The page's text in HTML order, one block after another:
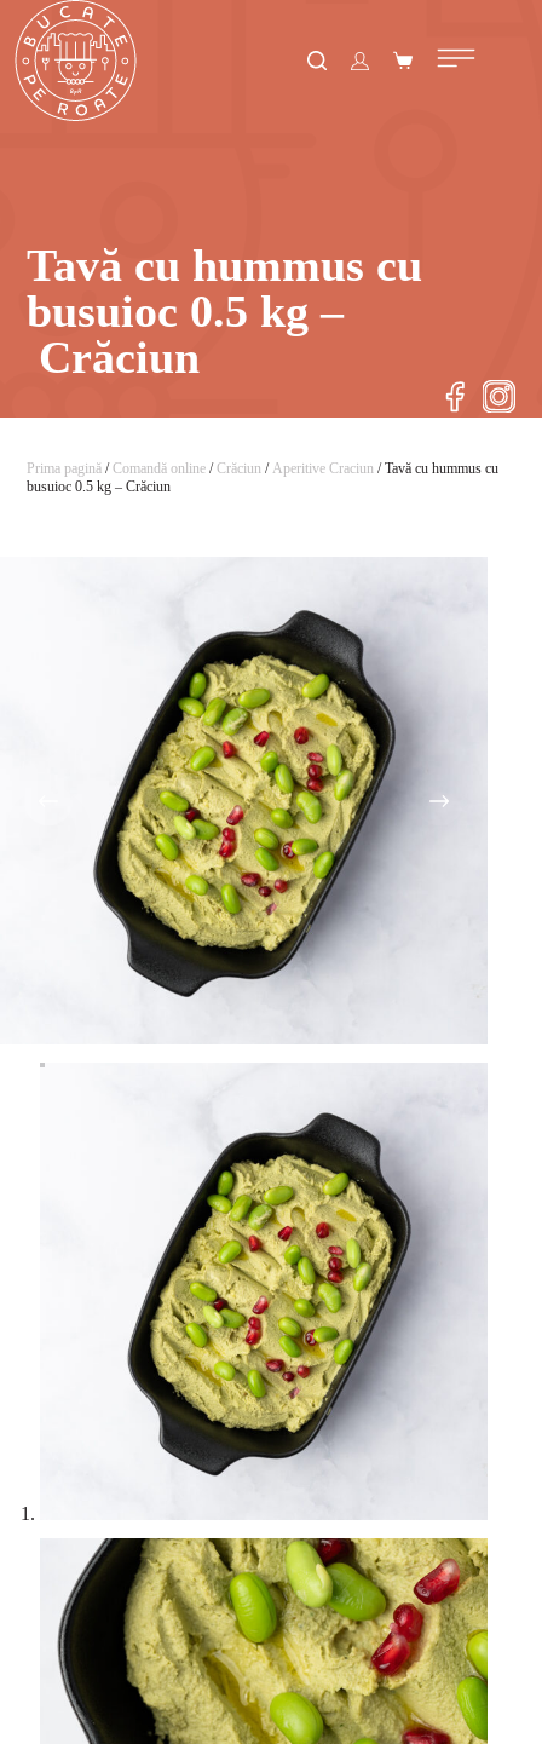
Tavă cu hummus cu
busuioc 0.5 kg –
Crăciun
Prima pagină /Comandă online /Crăciun /Aperitive Craciun / Tavă cu hummus cu
busuioc 0.5 kg – Crăciun